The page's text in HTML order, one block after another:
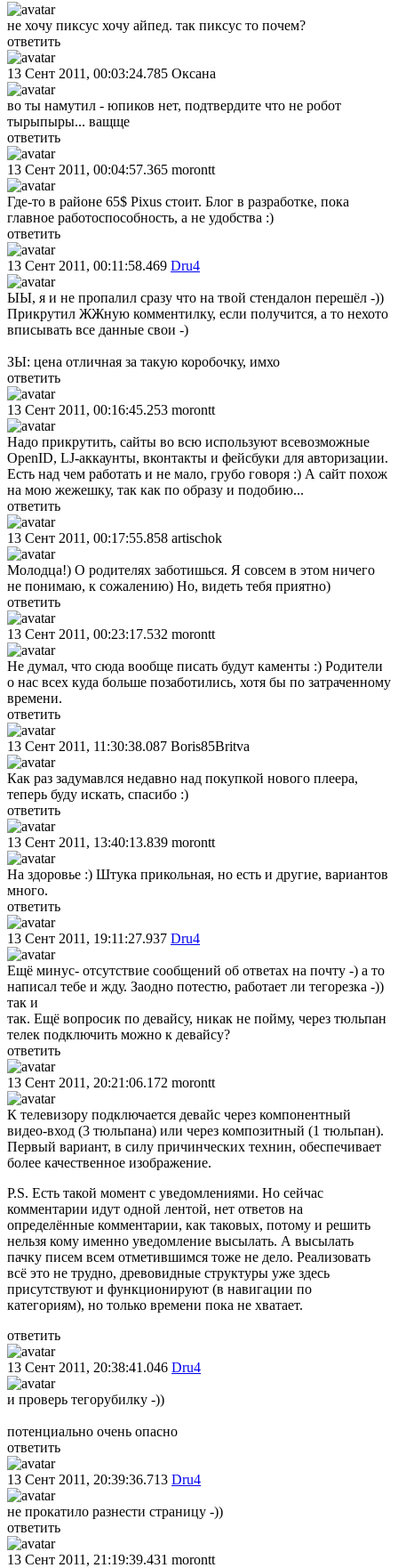
не хочу пиксус хочу айпед. так пиксус то почем?
ответить
13 Сент 2011, 00:03:24.785 Оксана
во ты намутил - юпиков нет, подтвердите что не робот
тырыпыры... ващще
ответить
13 Сент 2011, 00:04:57.365 morontt
Где-то в районе 65$ Pixus стоит. Блог в разработке, пока
главное работоспособность, а не удобства :)
ответить
13 Сент 2011, 00:11:58.469 Dru4
ЫЫ, я и не пропалил сразу что на твой стендалон перешёл -))
Прикрутил ЖЖную комментилку, если получится, а то нехото
вписывать все данные свои -)
ЗЫ: цена отличная за такую коробочку, имхо
ответить
13 Сент 2011, 00:16:45.253 morontt
Надо прикрутить, сайты во всю используют всевозможные
OpenID, LJ-аккаунты, вконтакты и фейсбуки для авторизации.
Есть над чем работать и не мало, грубо говоря :) А сайт похож
на мою жежешку, так как по образу и подобию...
ответить
13 Сент 2011, 00:17:55.858 artischok
Молодца!) О родителях заботишься. Я совсем в этом ничего
не понимаю, к сожалению) Но, видеть тебя приятно)
ответить
13 Сент 2011, 00:23:17.532 morontt
Не думал, что сюда вообще писать будут каменты :) Родители
о нас всех куда больше позаботились, хотя бы по затраченному
времени.
ответить
13 Сент 2011, 11:30:38.087 Boris85Britva
Как раз задумавлся недавно над покупкой нового плеера,
теперь буду искать, спасибо :)
ответить
13 Сент 2011, 13:40:13.839 morontt
На здоровье :) Штука прикольная, но есть и другие, вариантов
много.
ответить
13 Сент 2011, 19:11:27.937 Dru4
Ещё минус- отсутствие сообщений об ответах на почту -) а то
написал тебе и жду. Заодно потестю, работает ли тегорезка -))
так и
так. Ещё вопросик по девайсу, никак не пойму, через тюльпан
телек подключить можно к девайсу?
ответить
13 Сент 2011, 20:21:06.172 morontt
К телевизору подключается девайс через компонентный
видео-вход (3 тюльпана) или через композитный (1 тюльпан).
Первый вариант, в силу причинческих технин, обеспечивает
более качественное изображение.
P.S. Есть такой момент с уведомлениями. Но сейчас
комментарии идут одной лентой, нет ответов на
определённые комментарии, как таковых, потому и решить
нельзя кому именно уведомление высылать. А высылать
пачку писем всем отметившимся тоже не дело. Реализовать
всё это не трудно, древовидные структуры уже здесь
присутствуют и функционируют (в навигации по
категориям), но только времени пока не хватает.
ответить
13 Сент 2011, 20:38:41.046 Dru4
и проверь тегорубилку -))
потенциально очень опасно
ответить
13 Сент 2011, 20:39:36.713 Dru4
не прокатило разнести страницу -))
ответить
13 Сент 2011, 21:19:39.431 morontt